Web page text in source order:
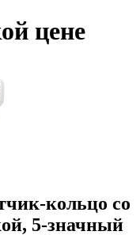
цене
кольцо со
5-значный